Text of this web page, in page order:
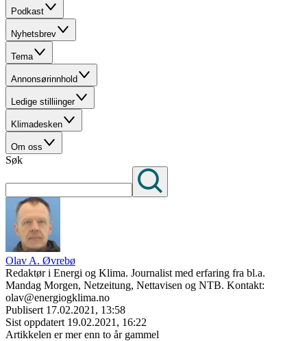
Podkast
Nyhetsbrev
Tema
Annonsørinnhold
Ledige stilliinger
Klimadesken
Om oss
Søk
Olav A. Øvrebø
Redaktør i Energi og Klima. Journalist med erfaring fra bl.a.
Mandag Morgen, Netzeitung, Nettavisen og NTB. Kontakt:
olav@energiogklima.no
Publisert 17.02.2021, 13:58
Sist oppdatert 19.02.2021, 16:22
Artikkelen er mer enn to år gammel